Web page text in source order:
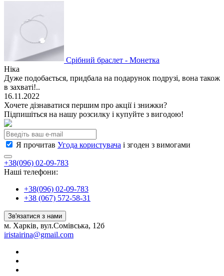
Срібний браслет - Монетка
Ніка
Дуже подобається, придбала на подарунок подрузі, вона також
в захваті!..
16.11.2022
Хочете дізнаватися першим про акції і знижки?
Підпишіться на нашу розсилку і купуйте з вигодою!
Я прочитав Угода користувача і згоден з вимогами
+38(096) 02-09-783
Наші телефони:
+38(096) 02-09-783
+38 (067) 572-58-31
Зв'язатися з нами
м. Харків, вул.Сомівська, 12б
iristairina@gmail.com